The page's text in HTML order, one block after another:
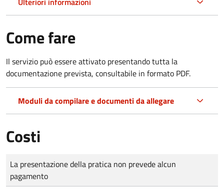
Come fare
Il servizio può essere attivato presentando tutta la
documentazione prevista, consultabile in formato PDF.
Moduli da compilare e documenti da allegare
Costi
Tipo di pagamento
Importo
La presentazione della pratica non prevede alcun
pagamento